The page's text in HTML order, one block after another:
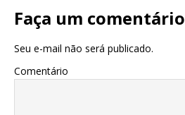
Faça um comentário
Seu e-mail não será publicado.
Comentário